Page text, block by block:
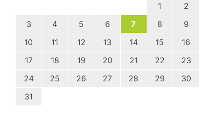
1
2
3
4 5 6 7 8
9
10
11 12 13 14 15
16
17
18 19 20 21 22
23
24
25 26 27 28 29
30
31